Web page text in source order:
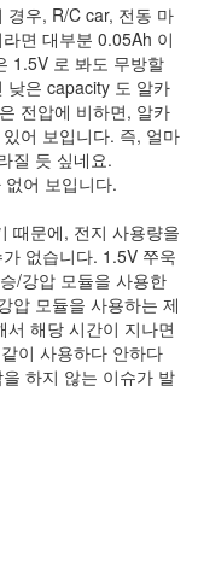
경우, R/C car, 전동 마
면 대부분 0.05Ah 이
1.5V 로 봐도 무방할
낮은 capacity 도 알카
전압에 비하면, 알카
어 보입니다. 즉, 얼마
질 듯 싶네요.
어 보입니다.
때문에, 전지 사용량을
없습니다. 1.5V 쭈욱
/강압 모듈을 사용한
압 모듈을 사용하는 제
해당 시간이 지나면
이 사용하다 안하다
하지 않는 이슈가 발